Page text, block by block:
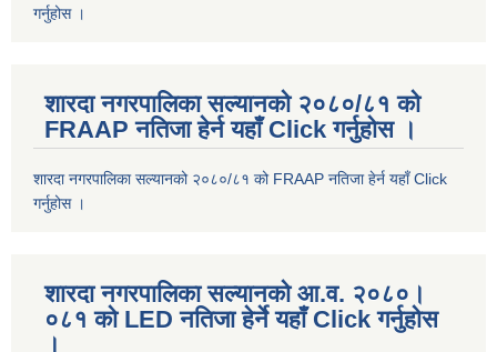
गर्नुहोस ।
शारदा नगरपालिका सल्यानको २०८०/८१ को
FRAAP नतिजा हेर्न यहाँ Click गर्नुहोस ।
शारदा नगरपालिका सल्यानको २०८०/८१ को FRAAP नतिजा हेर्न यहाँ Click
गर्नुहोस ।
शारदा नगरपालिका सल्यानको आ.व. २०८०।
०८१ को LED नतिजा हेर्ने यहाँ Click गर्नुहोस
।